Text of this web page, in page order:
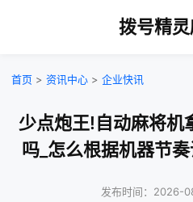
拨号精
首页 > 资讯中心 > 企业快讯
少点炮王!自动麻将机
吗_怎么根据机器节
发布时间：2026-